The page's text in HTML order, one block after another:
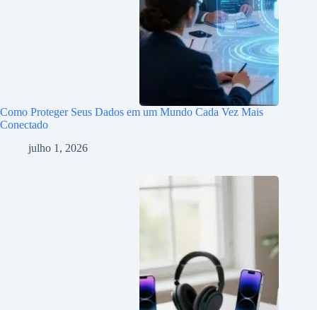
Como Proteger Seus Dados em um Mundo Cada Vez Mais
Conectado
julho 1, 2026